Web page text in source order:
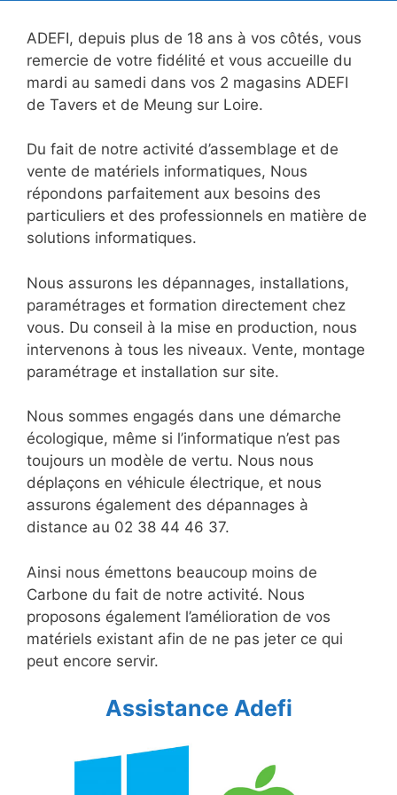
ADEFI, depuis plus de 18 ans à vos côtés, vous
remercie de votre fidélité et vous accueille du
mardi au samedi dans vos 2 magasins ADEFI
de Tavers et de Meung sur Loire.
Du fait de notre activité d’assemblage et de
vente de matériels informatiques, Nous
répondons parfaitement aux besoins des
particuliers et des professionnels en matière de
solutions informatiques.
Nous assurons les dépannages, installations,
paramétrages et formation directement chez
vous. Du conseil à la mise en production, nous
intervenons à tous les niveaux. Vente, montage
paramétrage et installation sur site.
Nous sommes engagés dans une démarche
écologique, même si l’informatique n’est pas
toujours un modèle de vertu. Nous nous
déplaçons en véhicule électrique, et nous
assurons également des dépannages à
distance au 02 38 44 46 37.
Ainsi nous émettons beaucoup moins de
Carbone du fait de notre activité. Nous
proposons également l’amélioration de vos
matériels existant afin de ne pas jeter ce qui
peut encore servir.
Assistance Adefi